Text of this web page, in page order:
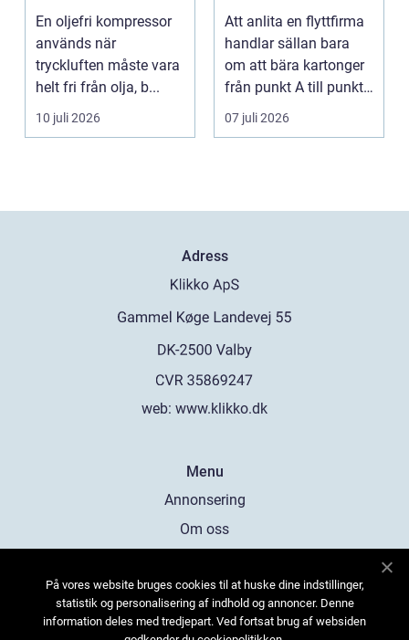
avgörande
En oljefri kompressor
används när
tryckluften måste vara
helt fri från olja, b...
10 juli 2026
Att anlita en flyttfirma
handlar sällan bara
om att bära kartonger
från punkt A till punkt
B. För må...
07 juli 2026
Adress
web: www.klikko.dk
Menu
Annonsering
Om oss
Kontakta oss
Sitemap
På vores website bruges cookies til at huske dine indstillinger,
statistik og personalisering af indhold og annoncer. Denne
information deles med tredjepart. Ved fortsat brug af websiden